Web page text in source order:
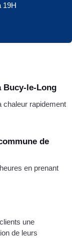
Bucy-le-Long
chaleur rapidement
de
en prenant
une
de leurs
19H